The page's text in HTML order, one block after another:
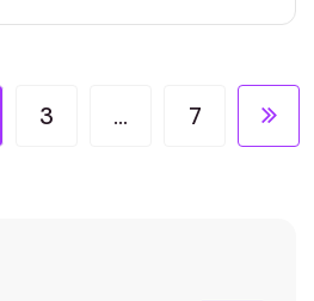
ai clienti coinvolti,
essere stati
3 … 7